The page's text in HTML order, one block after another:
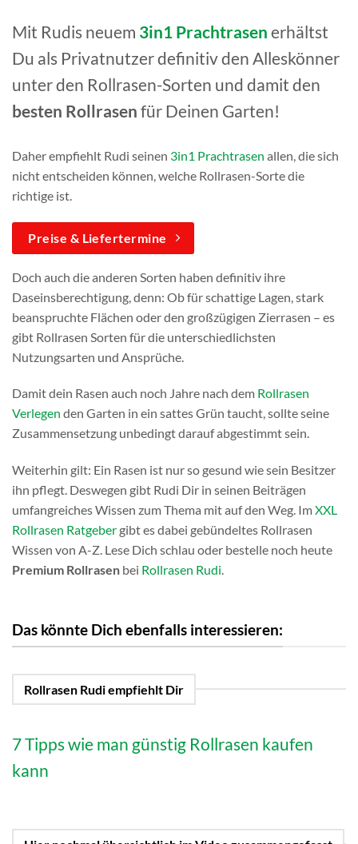
Mit Rudis neuem 3in1 Prachtrasen erhältst
Du als Privatnutzer definitiv den Alleskönner
unter den Rollrasen-Sorten und damit den
besten Rollrasen für Deinen Garten!
Daher empfiehlt Rudi seinen 3in1 Prachtrasen allen, die sich
nicht entscheiden können, welche Rollrasen-Sorte die
richtige ist.
Preise & Liefertermine
Doch auch die anderen Sorten haben definitiv ihre
Daseinsberechtigung, denn: Ob für schattige Lagen, stark
beanspruchte Flächen oder den großzügigen Zierrasen – es
gibt Rollrasen Sorten für die unterschiedlichsten
Nutzungsarten und Ansprüche.
Damit dein Rasen auch noch Jahre nach dem Rollrasen
Verlegen den Garten in ein sattes Grün taucht, sollte seine
Zusammensetzung unbedingt darauf abgestimmt sein.
Weiterhin gilt: Ein Rasen ist nur so gesund wie sein Besitzer
ihn pflegt. Deswegen gibt Rudi Dir in seinen Beiträgen
umfangreiches Wissen zum Thema mit auf den Weg. ImXXL
Rollrasen Ratgeber gibt es dabei gebündeltes Rollrasen
Wissen von A-Z. Lese Dich schlau oder bestelle noch heute
Premium Rollrasen bei Rollrasen Rudi.
Das könnte Dich ebenfalls interessieren:
Rollrasen Rudi empfiehlt Dir
7 Tipps wie man günstig Rollrasen kaufen
kann